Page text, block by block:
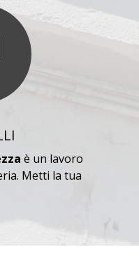
è un lavoro
Metti la tua